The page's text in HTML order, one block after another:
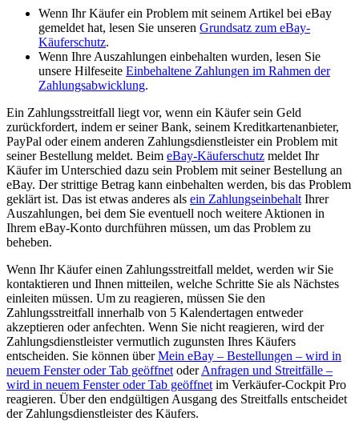
Wenn Ihr Käufer ein Problem mit seinem Artikel bei eBay
gemeldet hat, lesen Sie unseren Grundsatz zum eBay-
Käuferschutz.
Wenn Ihre Auszahlungen einbehalten wurden, lesen Sie
unsere Hilfeseite Einbehaltene Zahlungen im Rahmen der
Zahlungsabwicklung.
Ein Zahlungsstreitfall liegt vor, wenn ein Käufer sein Geld
zurückfordert, indem er seiner Bank, seinem Kreditkartenanbieter,
PayPal oder einem anderen Zahlungsdienstleister ein Problem mit
seiner Bestellung meldet. Beim eBay-Käuferschutz meldet Ihr
Käufer im Unterschied dazu sein Problem mit seiner Bestellung an
eBay. Der strittige Betrag kann einbehalten werden, bis das Problem
geklärt ist. Das ist etwas anderes als ein Zahlungseinbehalt Ihrer
Auszahlungen, bei dem Sie eventuell noch weitere Aktionen in
Ihrem eBay-Konto durchführen müssen, um das Problem zu
beheben.
Wenn Ihr Käufer einen Zahlungsstreitfall meldet, werden wir Sie
kontaktieren und Ihnen mitteilen, welche Schritte Sie als Nächstes
einleiten müssen. Um zu reagieren, müssen Sie den
Zahlungsstreitfall innerhalb von 5 Kalendertagen entweder
akzeptieren oder anfechten. Wenn Sie nicht reagieren, wird der
Zahlungsdienstleister vermutlich zugunsten Ihres Käufers
entscheiden. Sie können überMein eBay – Bestellungen – wird in
neuem Fenster oder Tab geöffnet oderAnfragen und Streitfälle –
wird in neuem Fenster oder Tab geöffnet im Verkäufer-Cockpit Pro
reagieren. Über den endgültigen Ausgang des Streitfalls entscheidet
der Zahlungsdienstleister des Käufers.